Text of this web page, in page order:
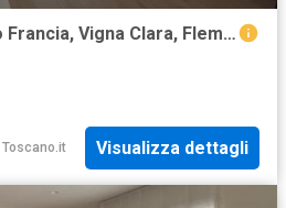
Casa di 78 mq a Corso Francia, Vigna Clara, Fleming, Ponte Milvio Roma
Toscano.it Visualizza dettagli